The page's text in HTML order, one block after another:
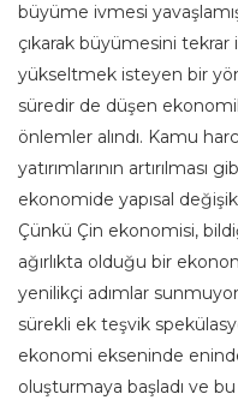
büyüme ivmesi
çıkarak büyümesini
yükseltmek isteyen bir
süredir de düşen
önlemler alındı. Kamu
yatırımlarının artırılması
ekonomide yapısal
Çünkü Çin ekonomisi,
ağırlıkta olduğu bir
yenilikçi adımlar
sürekli ek teşvik
ekonomi ekseninde
oluşturmaya başladı ve